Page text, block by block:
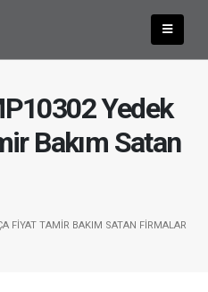
Yedek
Bakım Satan
FIYAT TAMIR BAKIM SATAN FIRMALAR